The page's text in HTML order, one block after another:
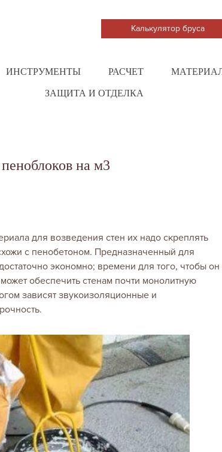
Калькулятор бруса
ИНСТРУМЕНТЫ РАСЧЕТ
ЗАЩИТА И ОТДЕЛКА
на м3
для возведения стен их надо скреплять
с пенобетоном. Предназначенный для
экономно; времени для того, чтобы он
обеспечить стенам почти монолитную
зависят звукоизоляционные и